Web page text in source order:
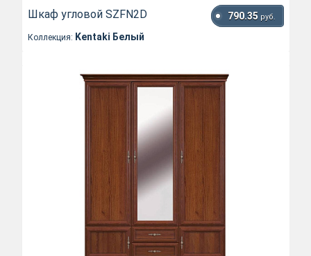
Шкаф угловой SZFN2D 790.35 руб.
Коллекция: Kentaki Белый